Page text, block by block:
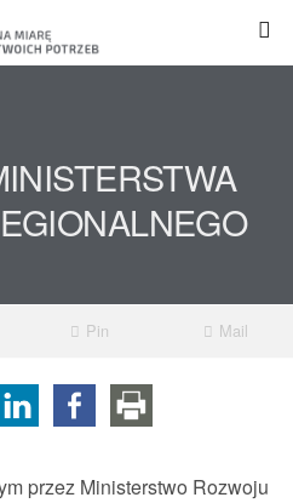
Pin Mail
przez Ministerstwo Rozwoju